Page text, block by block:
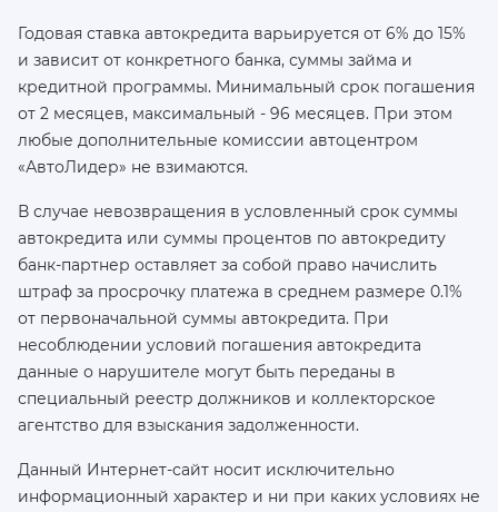
Годовая ставка автокредита варьируется от 6% до 15%
и зависит от конкретного банка, суммы займа и
кредитной программы. Минимальный срок погашения
от 2 месяцев, максимальный - 96 месяцев. При этом
любые дополнительные комиссии автоцентром
«АвтоЛидер» не взимаются.
В случае невозвращения в условленный срок суммы
автокредита или суммы процентов по автокредиту
банк-партнер оставляет за собой право начислить
штраф за просрочку платежа в среднем размере 0.1%
от первоначальной суммы автокредита. При
несоблюдении условий погашения автокредита
данные о нарушителе могут быть переданы в
специальный реестр должников и коллекторское
агентство для взыскания задолженности.
Данный Интернет-сайт носит исключительно
информационный характер и ни при каких условиях не